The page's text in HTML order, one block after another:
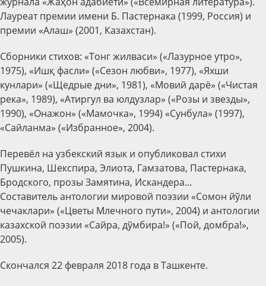
Лауреат премии имени Б. Пастернака (1999, Россия) и
премии «Алаш» (2001, Казахстан).
Сборники стихов: «Тонг жилваси» («Лазурное утро»,
1975), «Ишқ фасли» («Сезон любви», 1977), «Яхши
кунлари» («Щедрые дни», 1981), «Мовий дарё» («Чистая
река», 1989), «Атиргул ва юлдузлар» («Розы и звезды»,
1990), «Онажон» («Мамочка», 1994) «Сунбула» (1997),
«Сайланма» («Избранное», 2004).
Перевёл на узбекский язык и опубликовал стихи
Пушкина, Шекспира, Элиота, Гамзатова, Пастернака,
Бродского, прозы Замятина, Искандера...
Составитель антологии мировой поэзии «Сомон йўли
чечаклари» («Цветы Млечного пути», 2004) и антологии
казахской поэзии «Сайра, дўмбира!» («Пой, домбра!»,
2005).
Скончался 22 февраля 2018 года в Ташкенте.